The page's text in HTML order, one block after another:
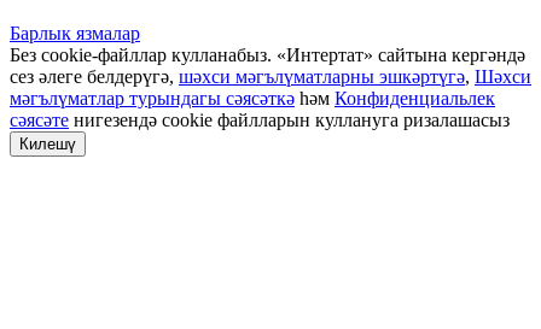
Барлык язмалар
Без cookie-файллар кулланабыз. «Интертат» сайтына кергәндә
сез әлеге белдерүгә, шәхси мәгълүматларны эшкәртүгә, Шәхси
мәгълүматлар турындагы сәясәткә һәм Конфиденциальлек
сәясәте нигезендә cookie файлларын куллануга ризалашасыз
Килешү